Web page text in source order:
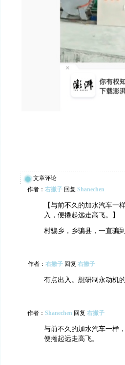
文章评论
作者： 右撇子 回复 Shanechen
【与前不久的加水汽车一
入，便捲起远走高飞。】
村骗乡，乡骗县，一直骗
作者： 右撇子 回复 右撇子
有点出入。想研制永动机
作者： Shanechen 回复 右撇子
与前不久的加水汽车一样
便捲起远走高飞。